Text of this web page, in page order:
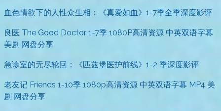
血色情欲下的人性众生相：《真爱如血》1-7季全季深度影评
良医 The Good Doctor 1-7季 1080P高清资源 中英双语字幕
美剧 网盘分享
急诊室的无尽轮回：《匹兹堡医护前线》1-2 季深度影评
老友记 Friends 1-10季 1080p高清资源 中英双语字幕 MP4 美
剧 网盘分享